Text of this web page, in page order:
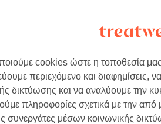
από € 17
από € 14
cookies ώστε η τοποθεσία
περιεχόμενο και διαφημίσεις,
δικτύωσης και να αναλύουμε την
πληροφορίες σχετικά με την
συνεργάτες μέσων κοινωνικής